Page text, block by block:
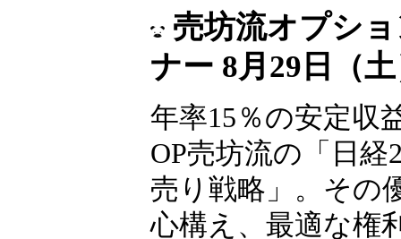
売坊流オプシ
ナー 8月29日（
年率15％の安定収
OP売坊流の「日経
売り戦略」。その